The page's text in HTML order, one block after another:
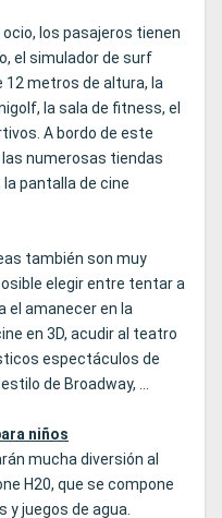
los pasajeros tienen
el simulador de surf
12 metros de altura, la
la sala de fitness, el
A bordo de este
numerosas tiendas
pantalla de cine
también son muy
elegir entre tentar a
el amanecer en la
en 3D, acudir al teatro
espectáculos de
de Broadway, ...
niños
mucha diversión al
H20, que se compone
y juegos de agua.